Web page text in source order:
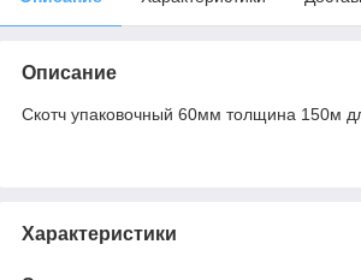
Описание
Скотч упаковочный 60мм толщина 150м
Характеристики